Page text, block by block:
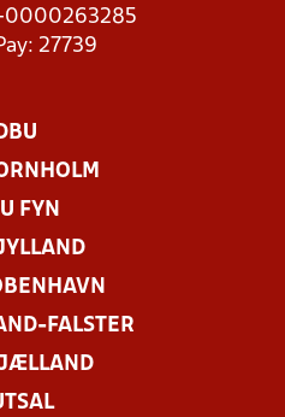
0000263285
27739
DBU
FYN
FALSTER